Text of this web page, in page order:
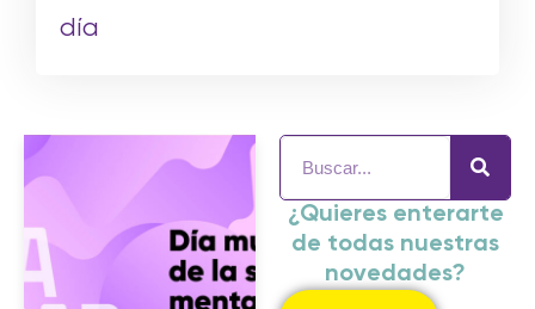
día
¿Quieres enterarte
de todas nuestras
novedades?